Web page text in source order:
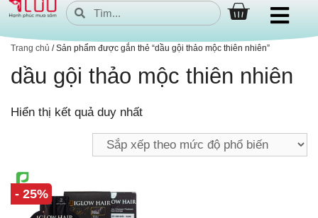
Trang chủ / Sản phẩm được gắn thẻ “dầu gội thảo mộc thiên nhiên”
dầu gội thảo mộc thiên nhiên
Hiển thị kết quả duy nhất
- 25%